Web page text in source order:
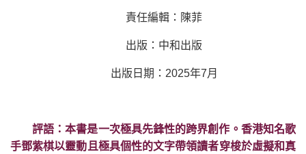
責任編輯：陳菲
出版：中和出版
出版日期：2025年7月
評語：本書是一次極具先鋒性的跨界創作。香港知名歌
手鄧紫棋以靈動且極具個性的文字帶領讀者穿梭於虛擬和真